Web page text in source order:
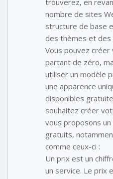
nombre de sites
structure de base
des thèmes et des
Vous pouvez
partant de zéro,
utiliser un modèle
une apparence
disponibles
souhaitez créer
vous proposons
gratuits,
comme ceux-ci :
Un prix est un
un service. Le prix